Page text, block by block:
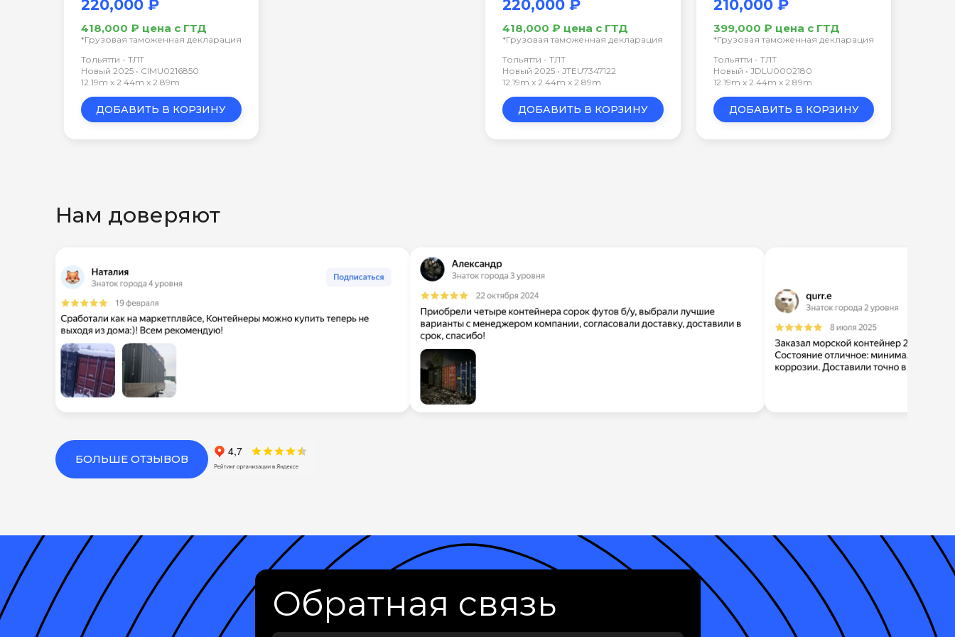
220,000 ₽
418,000 ₽ цена с ГТД
*Грузовая таможенная декларация
Тольятти - ТЛТ
Новый 2025 • CIMU0216850
12.19m x 2.44m x 2.89m
ДОБАВИТЬ В КОРЗИНУ
220,000 ₽
418,000 ₽ цена с ГТД
*Грузовая таможенная декларация
Тольятти - ТЛТ
Новый 2025 • JTEU7347122
12.19m x 2.44m x 2.89m
ДОБАВИТЬ В КОРЗИНУ
210,000 ₽
399,000 ₽ цена с ГТД
*Грузовая таможенная декларация
Тольятти - ТЛТ
Новый • JDLU0002180
12.19m x 2.44m x 2.89m
ДОБАВИТЬ В КОРЗИНУ
Нам доверяют
БОЛЬШЕ ОТЗЫВОВ
Обратная связь